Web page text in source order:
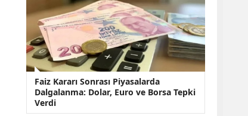
Faiz Kararı Sonrası Piyasalarda
Dalgalanma: Dolar, Euro ve Borsa Tepki
Verdi